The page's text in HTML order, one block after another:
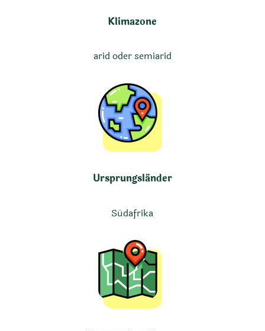
Klimazone
arid oder semiarid
Ursprungsländer
Südafrika